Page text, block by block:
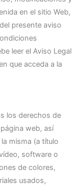
en el sitio Web,
presente aviso
leer el Aviso Legal
que acceda a la
los derechos de
web, así
misma (a título
software o
de colores,
usados,